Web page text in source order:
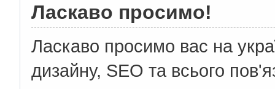
Ласкаво просимо!
Ласкаво просимо вас на
дизайну, SEO та всього